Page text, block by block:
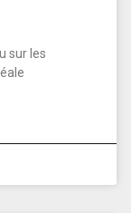
sur les